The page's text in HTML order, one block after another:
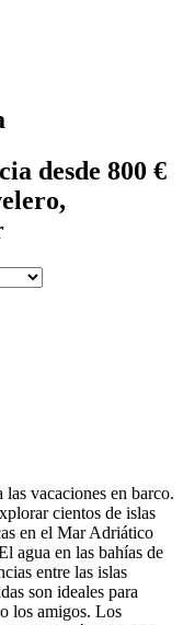
desde 800 €
vacaciones en barco.
cientos de islas
en el Mar Adriático
agua en las bahías de
entre las islas
son ideales para
los amigos. Los